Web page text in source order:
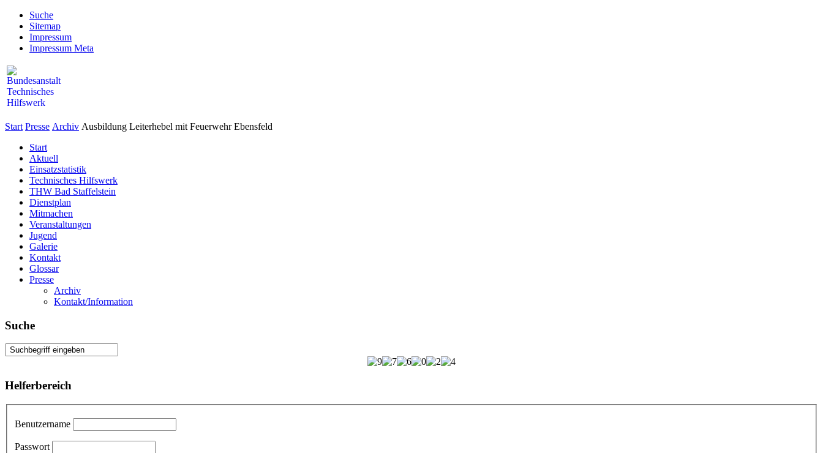
Suche
Sitemap
Impressum
Impressum Meta
Start Presse Archiv Ausbildung Leiterhebel mit Feuerwehr Ebensfeld
Start
Aktuell
Einsatzstatistik
Technisches Hilfswerk
THW Bad Staffelstein
Dienstplan
Mitmachen
Veranstaltungen
Jugend
Galerie
Kontakt
Glossar
Presse
Archiv
Kontakt/Information
Suche
Helferbereich
Benutzername
Passwort